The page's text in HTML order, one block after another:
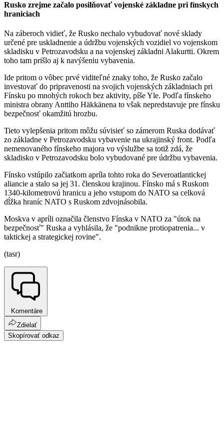
Rusko zrejme začalo posilňovať vojenské základne pri fínskych
hraniciach
Na záberoch vidieť, že Rusko nechalo vybudovať nové sklady
určené pre uskladnenie a údržbu vojenských vozidiel vo vojenskom
skladisku v Petrozavodsku a na vojenskej základni Alakurtti. Okrem
toho tam prišlo aj k navýšeniu vybavenia.
Ide pritom o vôbec prvé viditeľné znaky toho, že Rusko začalo
investovať do pripravenosti na svojich vojenských základniach pri
Fínsku po mnohých rokoch bez aktivity, píše Yle. Podľa fínskeho
ministra obrany Anttiho Häkkänena to však nepredstavuje pre fínsku
bezpečnosť okamžitú hrozbu.
Tieto vylepšenia pritom môžu súvisieť so zámerom Ruska dodávať
zo základne v Petrozavodsku vybavenie na ukrajinský front. Podľa
nemenovaného fínskeho majora vo výslužbe sa totiž zdá, že
skladisko v Petrozavodsku bolo vybudované pre údržbu vybavenia.
Fínsko vstúpilo začiatkom apríla tohto roka do Severoatlantickej
aliancie a stalo sa jej 31. členskou krajinou. Fínsko má s Ruskom
1340-kilometrovú hranicu a jeho vstupom do NATO sa celková
dĺžka hraníc NATO s Ruskom zdvojnásobila.
Moskva v apríli označila členstvo Fínska v NATO za "útok na
bezpečnosť" Ruska a vyhlásila, že "podnikne protiopatrenia... v
taktickej a strategickej rovine".
(tasr)
Komentáre
Zdielať
Skopírovať odkaz